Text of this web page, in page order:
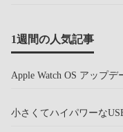
1週間の人気記事
Apple Watch OS アップデ
小さくてハイパワーな